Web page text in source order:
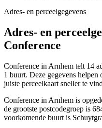
Adres- en perceelgegevens
Adres- en
Conference
Conference in Arnhem telt 14
1 buurt. Deze gegevens
juiste perceelkaart sneller te
Conference in Arnhem is
de grootste postcodegroep is
voorkomende buurt is